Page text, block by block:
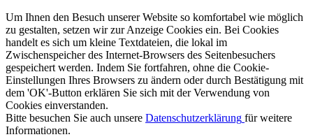
Um Ihnen den Besuch unserer Website so komfortabel wie möglich
zu gestalten, setzen wir zur Anzeige Cookies ein. Bei Cookies
handelt es sich um kleine Textdateien, die lokal im
Zwischenspeicher des Internet-Browsers des Seitenbesuchers
gespeichert werden. Indem Sie fortfahren, ohne die Cookie-
Einstellungen Ihres Browsers zu ändern oder durch Bestätigung mit
dem 'OK'-Button erklären Sie sich mit der Verwendung von
Cookies einverstanden.
Bitte besuchen Sie auch unsere Datenschutzerklärung für weitere
Informationen.